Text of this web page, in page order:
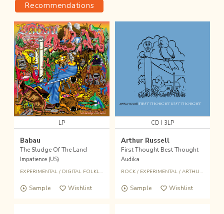
Recommendations
LP
Babau
The Sludge Of The Land
Impatience (US)
EXPERIMENTAL/ DIGITAL FOLKLORE
Sample Wishlist
CD 3LP
Arthur Russell
First Thought Best Thought
Audika
ROCK/ EXPERIMENTAL/ ARTHUR RUSSELL
Sample Wishlist